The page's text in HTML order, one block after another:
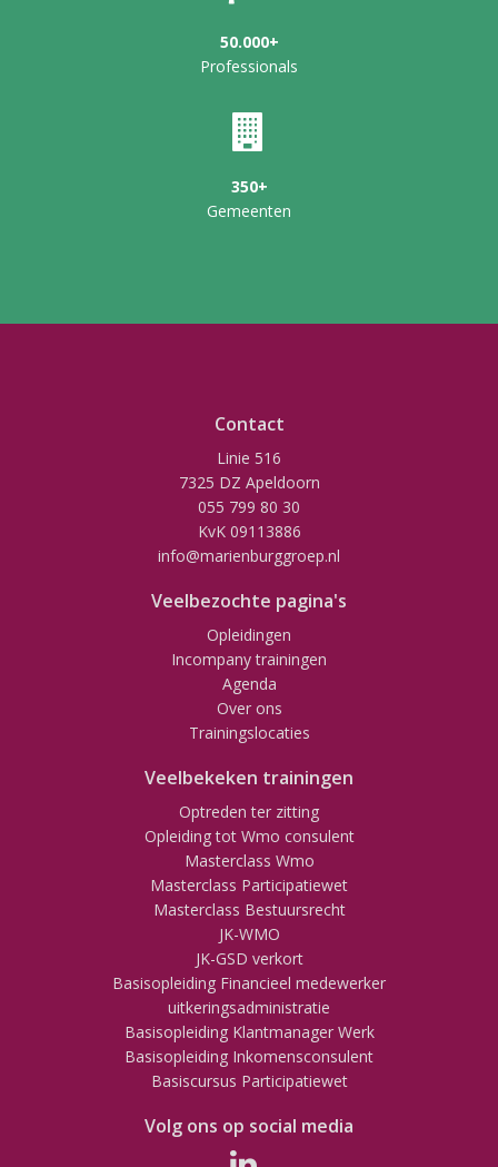
50.000+
Professionals
350+
Gemeenten
Contact
Linie 516
7325 DZ Apeldoorn
055 799 80 30
KvK 09113886
info@marienburggroep.nl
Veelbezochte pagina's
Opleidingen
Incompany trainingen
Agenda
Over ons
Trainingslocaties
Veelbekeken trainingen
Optreden ter zitting
Opleiding tot Wmo consulent
Masterclass Wmo
Masterclass Participatiewet
Masterclass Bestuursrecht
JK-WMO
JK-GSD verkort
Basisopleiding Financieel medewerker
uitkeringsadministratie
Basisopleiding Klantmanager Werk
Basisopleiding Inkomensconsulent
Basiscursus Participatiewet
Volg ons op social media